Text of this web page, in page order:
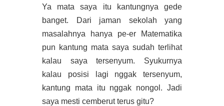
Ya mata saya itu kantungnya gede
banget. Dari jaman sekolah yang
masalahnya hanya pe-er Matematika
pun kantung mata saya sudah terlihat
kalau saya tersenyum. Syukurnya
kalau posisi lagi nggak tersenyum,
kantung mata itu nggak nongol. Jadi
saya mesti cemberut terus gitu?